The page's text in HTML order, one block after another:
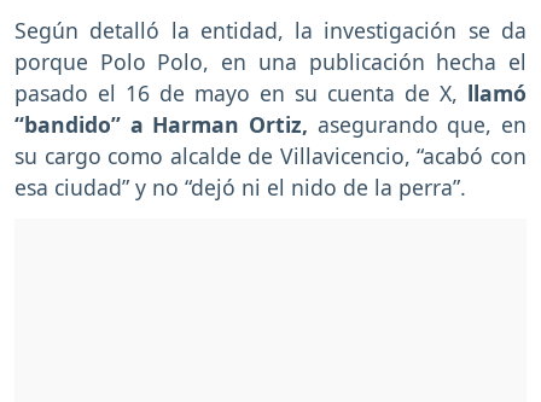
Según detalló la entidad, la investigación se da
porque Polo Polo, en una publicación hecha el
pasado el 16 de mayo en su cuenta de X, llamó
“bandido” a Harman Ortiz, asegurando que, en
su cargo como alcalde de Villavicencio, “acabó con
esa ciudad” y no “dejó ni el nido de la perra”.